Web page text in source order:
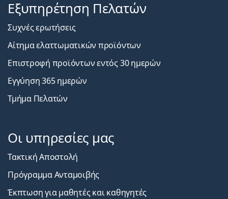
Εξυπηρέτηση Πελατών
Συχνές ερωτήσεις
Αίτημα ελαττωματικών προϊόντων
Επιστροφή προϊόντων εντός 30 ημερών
Εγγύηση 365 ημερών
Τμήμα Πελατών
Οι υπηρεσίες μας
Τακτική Αποστολή
Πρόγραμμα Ανταμοιβής
Έκπτωση για μαθητές και καθηγητές